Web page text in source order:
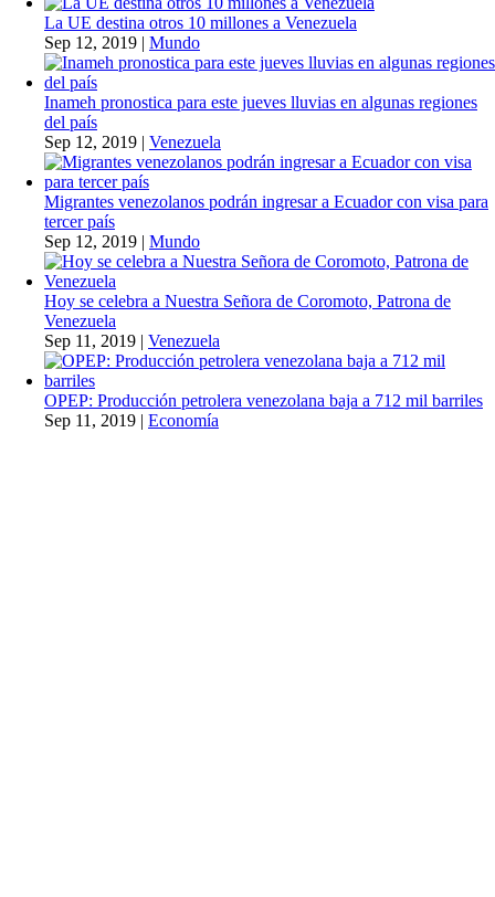
La UE destina otros 10 millones a Venezuela
Sep 12, 2019 | Mundo
Inameh pronostica para este jueves lluvias en algunas regiones
del país
Sep 12, 2019 | Venezuela
Migrantes venezolanos podrán ingresar a Ecuador con visa para
tercer país
Sep 12, 2019 | Mundo
Hoy se celebra a Nuestra Señora de Coromoto, Patrona de
Venezuela
Sep 11, 2019 | Venezuela
OPEP: Producción petrolera venezolana baja a 712 mil barriles
Sep 11, 2019 | Economía